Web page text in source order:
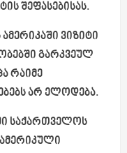
შეფასებისას.
ვიზიტი
გარკვეულ
რაიმე
არ ელოდება.
საქართველოს